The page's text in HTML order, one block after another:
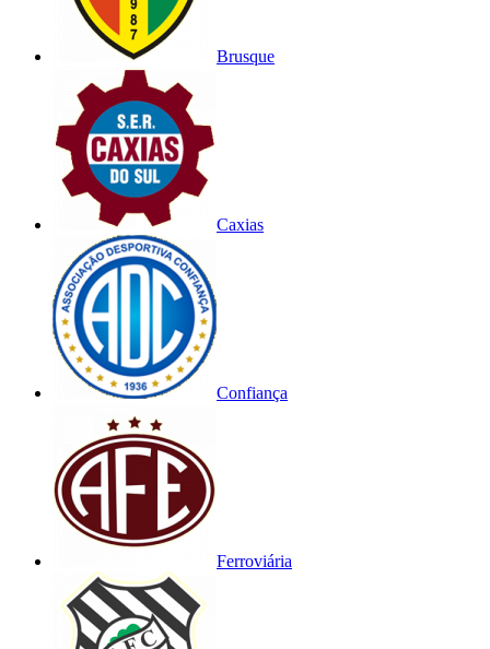
Brusque
Caxias
Confiança
Ferroviária